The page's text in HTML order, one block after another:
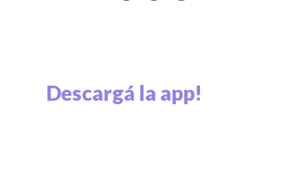
Descargá la app!